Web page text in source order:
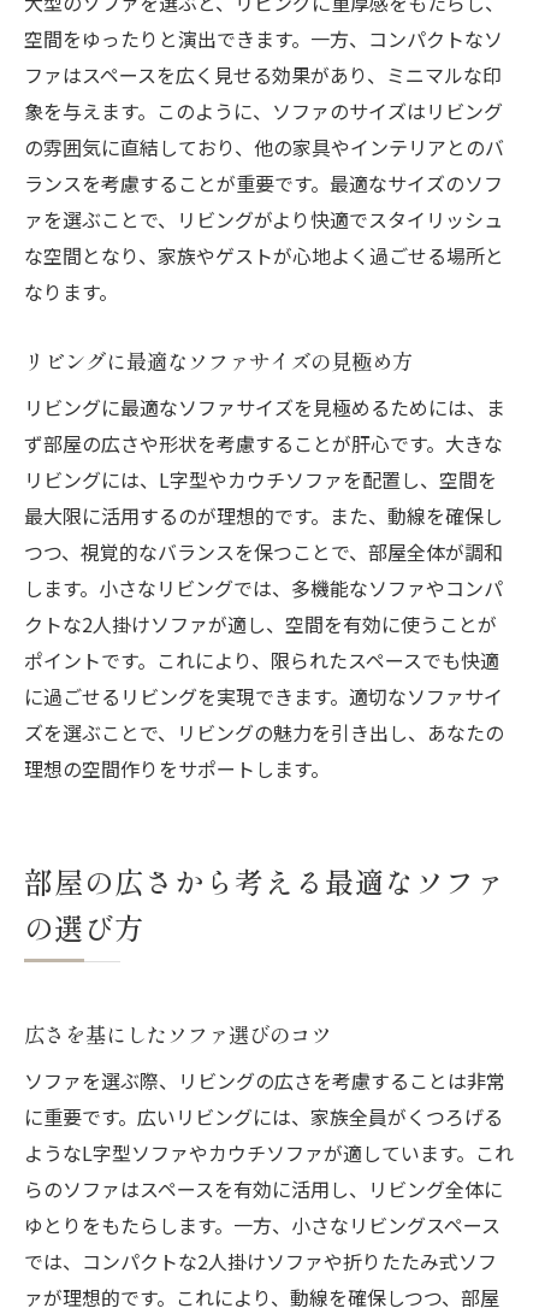
理想のリビングを叶えるソファ選びの基本
ソファ選びがリビングの雰囲気を決める理
由
ソファ選びで失敗しないためのチェックポ
イント
リビングの理想を実現するソファ選びの秘
訣
ンス
び
空間をゆったりと演出できます。一方、コンパクトなソ
ファはスペースを広く見せる効果があり、ミニマルな印
象を与えます。このように、ソファのサイズはリビング
の雰囲気に直結しており、他の家具やインテリアとのバ
ランスを考慮することが重要です。最適なサイズのソフ
ァを選ぶことで、リビングがより快適でスタイリッシュ
な空間となり、家族やゲストが心地よく過ごせる場所と
なります。
リビングに最適なソファサイズの見極め方
リビングに最適なソファサイズを見極めるためには、ま
ず部屋の広さや形状を考慮することが肝心です。大きな
リビングには、L字型やカウチソファを配置し、空間を
最大限に活用するのが理想的です。また、動線を確保し
つつ、視覚的なバランスを保つことで、部屋全体が調和
します。小さなリビングでは、多機能なソファやコンパ
クトな2人掛けソファが適し、空間を有効に使うことが
ポイントです。これにより、限られたスペースでも快適
に過ごせるリビングを実現できます。適切なソファサイ
ズを選ぶことで、リビングの魅力を引き出し、あなたの
理想の空間作りをサポートします。
部屋の広さから考える最適なソファ
の選び方
広さを基にしたソファ選びのコツ
ソファを選ぶ際、リビングの広さを考慮することは非常
に重要です。広いリビングには、家族全員がくつろげる
ようなL字型ソファやカウチソファが適しています。これ
らのソファはスペースを有効に活用し、リビング全体に
ゆとりをもたらします。一方、小さなリビングスペース
では、コンパクトな2人掛けソファや折りたたみ式ソフ
ァが理想的です。これにより、動線を確保しつつ、部屋